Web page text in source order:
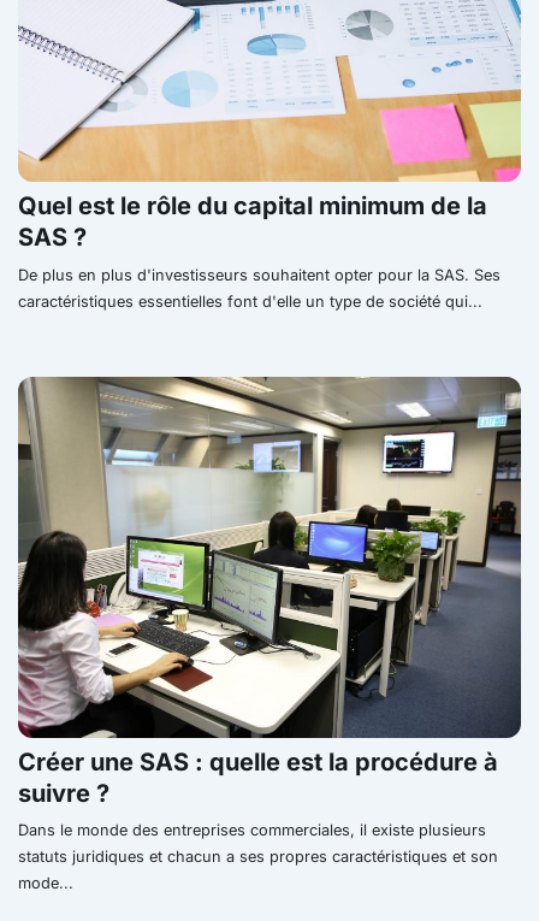
Quel est le rôle du capital minimum de la
SAS ?
De plus en plus d'investisseurs souhaitent opter pour la SAS. Ses
caractéristiques essentielles font d'elle un type de société qui...
Créer une SAS : quelle est la procédure à
suivre ?
Dans le monde des entreprises commerciales, il existe plusieurs
statuts juridiques et chacun a ses propres caractéristiques et son
mode...